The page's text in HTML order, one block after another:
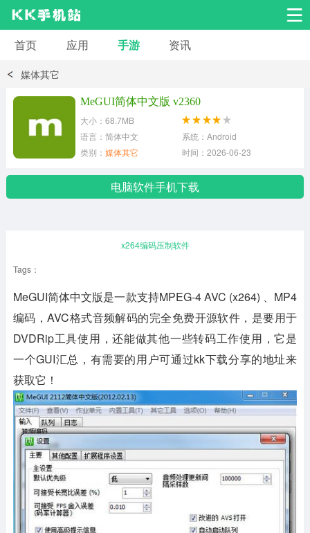
安卓应用
小说漫画
安卓其它
首页 应用 手游 资讯
媒体其它
MeGUI简体中文版 v2360
大小：68.7MB
语言：简体中文
系统：Android
类别： 媒体其它 时间：2026-06-23
电脑软件手机下载
x264编码压制软件
Tags：
MeGUI简体中文版是一款支持MPEG-4 AVC (x264) 、MP4
编码，AVC格式音频解码的完全免费开源软件，是要用于
DVDRip工具使用，还能做其他一些转码工作使用，它是
一个GUI汇总，有需要的用户可通过kk下载分享的地址来
获取它！